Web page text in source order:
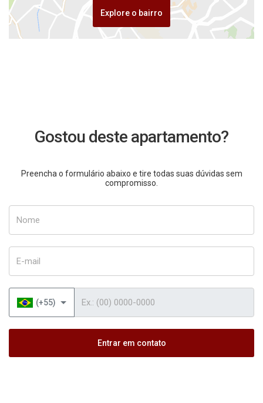
Explore o bairro
Gostou deste apartamento?
Preencha o formulário abaixo e tire todas suas dúvidas sem
compromisso.
(+55)
Entrar em contato